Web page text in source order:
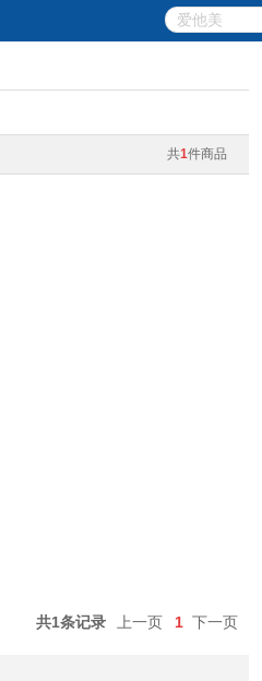
共1件商品
共1条记录 上一页 1 下一页